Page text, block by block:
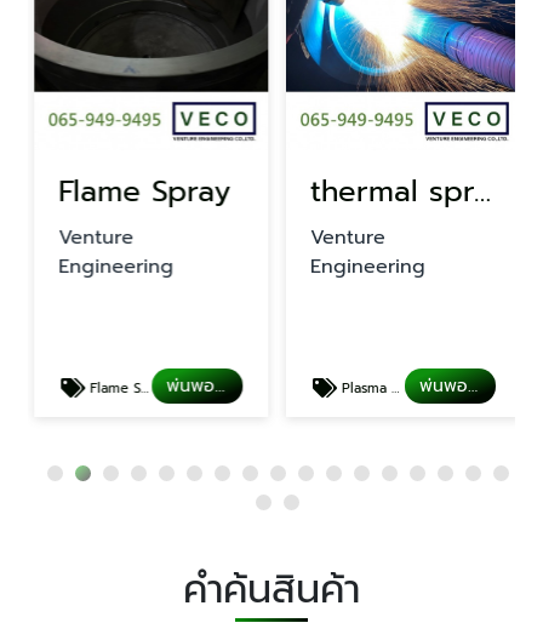
Flame Spray
Venture
Engineering
Flame Spray พ่นพอกผิวโลหะ
thermal spray coating
Venture
Engineering
Plasma spray พ่นพอกผิวโลหะ
คำค้นสินค้า